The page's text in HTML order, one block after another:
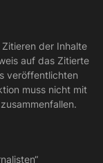
der Inhalte
auf das Zitierte
veröffentlichten
muss nicht mit